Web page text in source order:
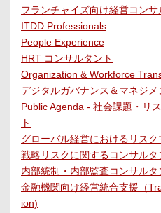
フランチャイズ向け経営コンサ
ITDD Professionals
People Experience
HRT コンサルタント
Organization & Workforce
デジタルガバナンス＆マネジメ
Public Agenda - 社会課題・リ
ト
グローバル経営におけるリスク
戦略リスクに関するコンサルタ
内部統制・内部監査コンサルタ
金融機関向け経営統合支援（
ion)